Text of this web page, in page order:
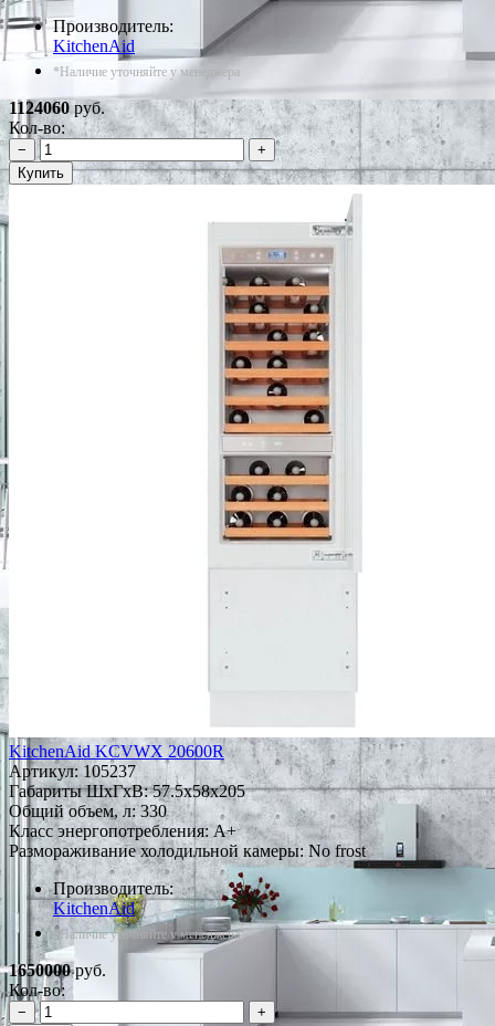
Производитель:
KitchenAid
*Наличие уточняйте у менеджера
1124060руб.
Кол-во:
−
+
Купить
KitchenAid KCVWX 20600R
Артикул:105237
Габариты ШxГxВ: 57.5x58x205
Общий объем, л: 330
Класс энергопотребления: A+
Размораживание холодильной камеры: No frost
Производитель:
KitchenAid
*Наличие уточняйте у менеджера
1650000руб.
Кол-во:
−
+